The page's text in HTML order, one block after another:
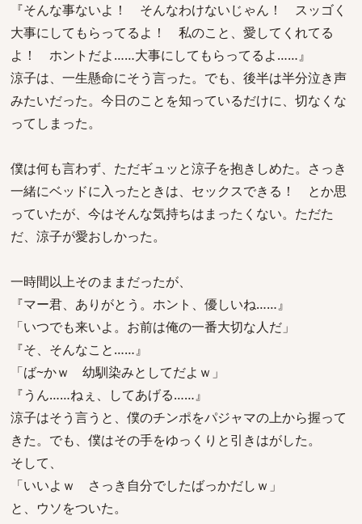
『そんな事ないよ！ そんなわけないじゃん！ スッゴく
大事にしてもらってるよ！ 私のこと、愛してくれてる
よ！ ホントだよ……大事にしてもらってるよ……』
涼子は、一生懸命にそう言った。でも、後半は半分泣き声
みたいだった。今日のことを知っているだけに、切なくな
ってしまった。
僕は何も言わず、ただギュッと涼子を抱きしめた。さっき
一緒にベッドに入ったときは、セックスできる！ とか思
っていたが、今はそんな気持ちはまったくない。ただた
だ、涼子が愛おしかった。
一時間以上そのままだったが、
『マー君、ありがとう。ホント、優しいね……』
「いつでも来いよ。お前は俺の一番大切な人だ」
『そ、そんなこと……』
「ば~かｗ 幼馴染みとしてだよｗ」
『うん……ねぇ、してあげる……』
涼子はそう言うと、僕のチンポをパジャマの上から握って
きた。でも、僕はその手をゆっくりと引きはがした。
そして、
「いいよｗ さっき自分でしたばっかだしｗ」
と、ウソをついた。